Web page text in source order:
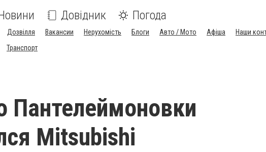
Довідник Погода
Дозвілля Вакансии Нерухомість Блоги Авто / Мото Афіша Наши
Транспорт
Пантелеймоновки
Mitsubishi